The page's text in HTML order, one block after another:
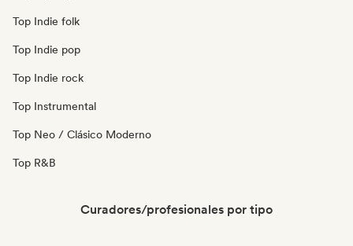
Top Indie folk
Top Indie pop
Top Indie rock
Top Instrumental
Top Neo / Clásico Moderno
Top R&B
Curadores/profesionales por tipo